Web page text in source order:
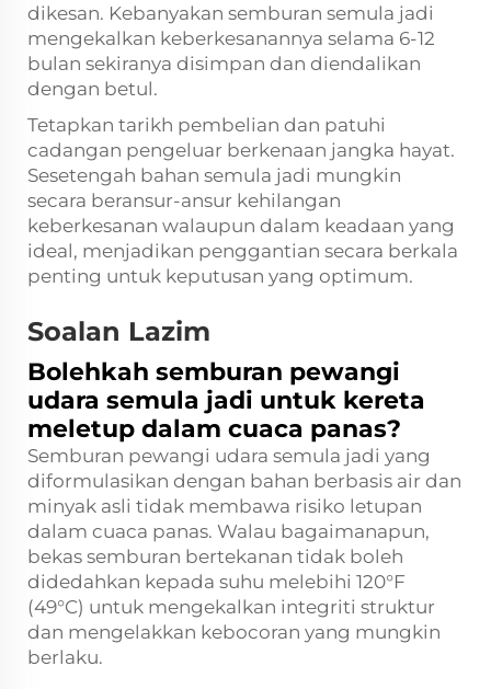
dikesan. Kebanyakan semburan semula jadi
mengekalkan keberkesanannya selama 6-12
bulan sekiranya disimpan dan diendalikan
dengan betul.
Tetapkan tarikh pembelian dan patuhi
cadangan pengeluar berkenaan jangka hayat.
Sesetengah bahan semula jadi mungkin
secara beransur-ansur kehilangan
keberkesanan walaupun dalam keadaan yang
ideal, menjadikan penggantian secara berkala
penting untuk keputusan yang optimum.
Soalan Lazim
Bolehkah semburan pewangi
udara semula jadi untuk kereta
meletup dalam cuaca panas?
Semburan pewangi udara semula jadi yang
diformulasikan dengan bahan berbasis air dan
minyak asli tidak membawa risiko letupan
dalam cuaca panas. Walau bagaimanapun,
bekas semburan bertekanan tidak boleh
didedahkan kepada suhu melebihi 120°F
(49°C) untuk mengekalkan integriti struktur
dan mengelakkan kebocoran yang mungkin
berlaku.